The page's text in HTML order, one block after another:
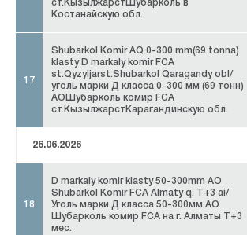
ст.КызылжарстШубарколь в
Костанайскую обл.
17
Shubarkol Komir AQ 0-300 mm(69 tonna)
klasty D markaly komir FCA
st.Qyzyljarst.Shubarkol Qaragandy obl/
уголь марки Д класса 0-300 мм (69 тонн)
АОШубарколь комир FCA
ст.КызылжарстКарагандинскую обл.
26.06.2026
18
D markaly komir klasty 50-300mm AO
Shubarkol Komir FCA Almaty q. T+3 ai/
Уголь марки Д класса 50-300мм АО
Шубарколь комир FCA на г. Алматы T+3
мес.